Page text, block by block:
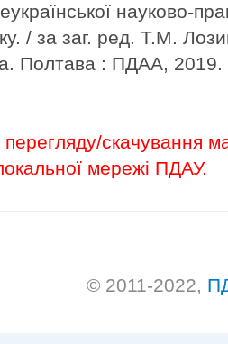
науково-
/ за заг. ред. Т.М.
Полтава : ПДАА, 2019.
скачування
мережі ПДАУ.
© 2011-2022,